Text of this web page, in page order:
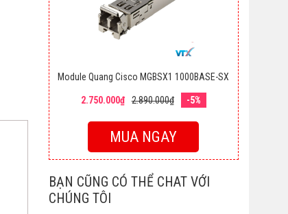
Module Quang Cisco MGBSX1 1000BASE-SX
2.750.000₫ 2.890.000₫ -5%
MUA NGAY
BẠN CŨNG CÓ THỂ CHAT VỚI
CHÚNG TÔI